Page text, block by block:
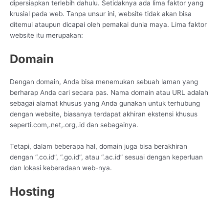
dipersiapkan terlebih dahulu. Setidaknya ada lima faktor yang
krusial pada web. Tanpa unsur ini, website tidak akan bisa
ditemui ataupun dicapai oleh pemakai dunia maya. Lima faktor
website itu merupakan:
Domain
Dengan domain, Anda bisa menemukan sebuah laman yang
berharap Anda cari secara pas. Nama domain atau URL adalah
sebagai alamat khusus yang Anda gunakan untuk terhubung
dengan website, biasanya terdapat akhiran ekstensi khusus
seperti.com,.net,.org,.id dan sebagainya.
Tetapi, dalam beberapa hal, domain juga bisa berakhiran
dengan “.co.id”, “.go.id”, atau “.ac.id” sesuai dengan keperluan
dan lokasi keberadaan web-nya.
Hosting